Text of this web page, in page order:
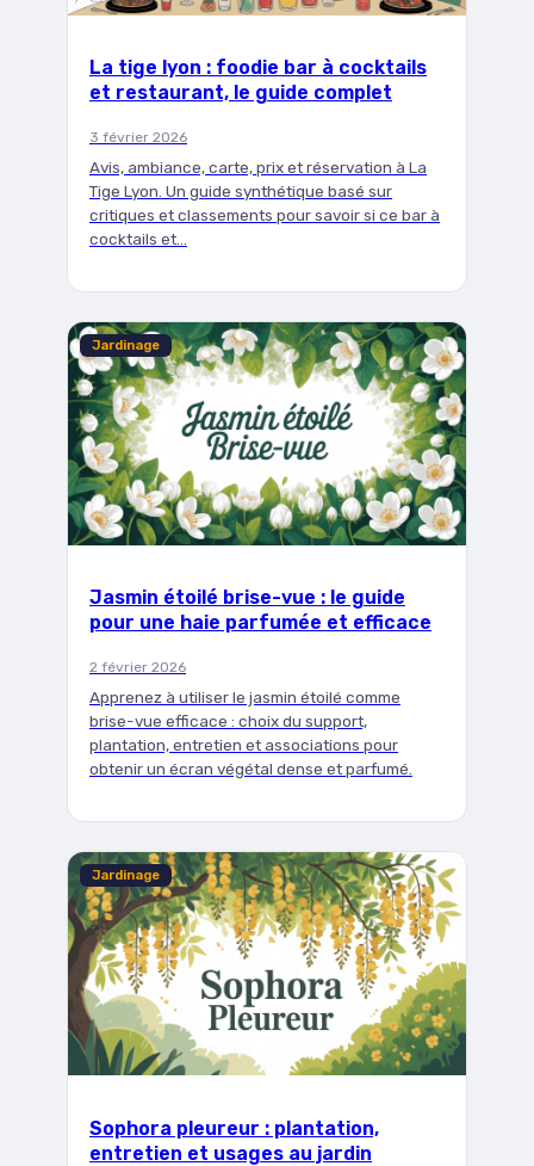
La tige lyon : foodie bar à cocktails
et restaurant, le guide complet
3 février 2026
Avis, ambiance, carte, prix et réservation à La
Tige Lyon. Un guide synthétique basé sur
critiques et classements pour savoir si ce bar à
cocktails et…
Jardinage
Jasmin étoilé brise-vue : le guide
pour une haie parfumée et efficace
2 février 2026
Apprenez à utiliser le jasmin étoilé comme
brise-vue efficace : choix du support,
plantation, entretien et associations pour
obtenir un écran végétal dense et parfumé.
Jardinage
Sophora pleureur : plantation,
entretien et usages au jardin